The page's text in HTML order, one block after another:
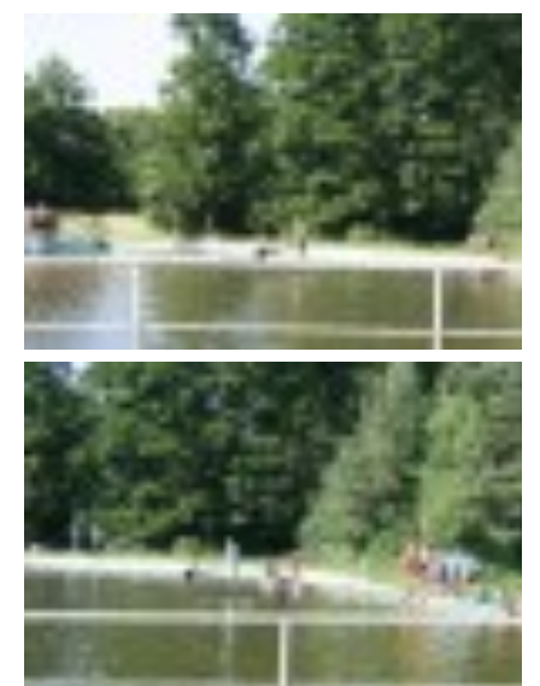
SCHŮZE
BRIGÁDY
SEZNAM ČLENŮ SDH
MLADÍ HASIČI
LETNÍ AREÁL U NÁDRŽKY
HISTORIE
VAROVÁNÍ OBYVATELSTVA
HASIČSKÉ DESATERO
SVATÝ FLORIÁN